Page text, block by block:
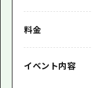
料金
イベント内容